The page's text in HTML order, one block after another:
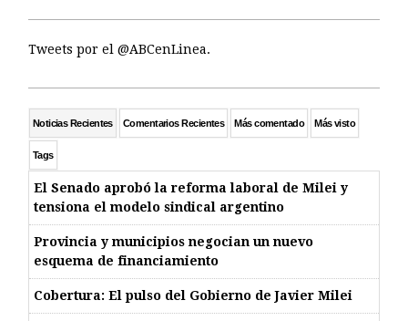
Tweets por el @ABCenLinea.
Noticias Recientes Comentarios Recientes Más comentado Más visto
Tags
El Senado aprobó la reforma laboral de Milei y
tensiona el modelo sindical argentino
Provincia y municipios negocian un nuevo
esquema de financiamiento
Cobertura: El pulso del Gobierno de Javier Milei